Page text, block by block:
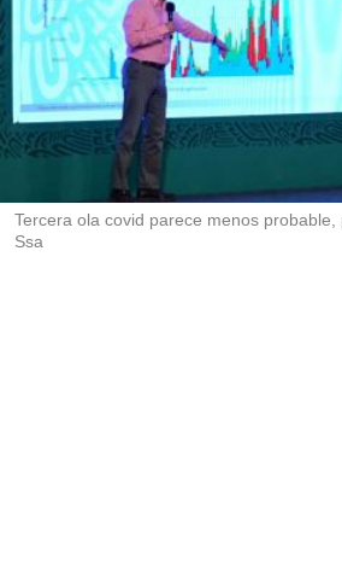
c
o
m
p
a
r
t
Tercera ola covid parece menos
Ssa